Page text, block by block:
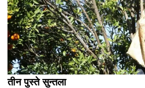
तीन पुस्ते सुन्तला